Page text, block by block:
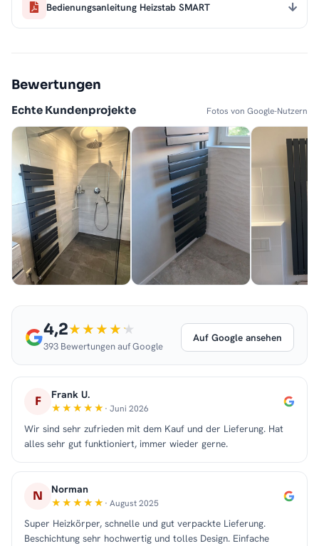
Bedienungsanleitung Heizstab SMART
Bewertungen
Echte Kundenprojekte Fotos von Google-Nutzern
4,2
393 Bewertungen auf Google
Auf Google ansehen
F Frank U.
· Juni 2026
Wir sind sehr zufrieden mit dem Kauf und der Lieferung. Hat
alles sehr gut funktioniert, immer wieder gerne.
N Norman
· August 2025
Super Heizkörper, schnelle und gut verpackte Lieferung.
Beschichtung sehr hochwertig und tolles Design. Einfache